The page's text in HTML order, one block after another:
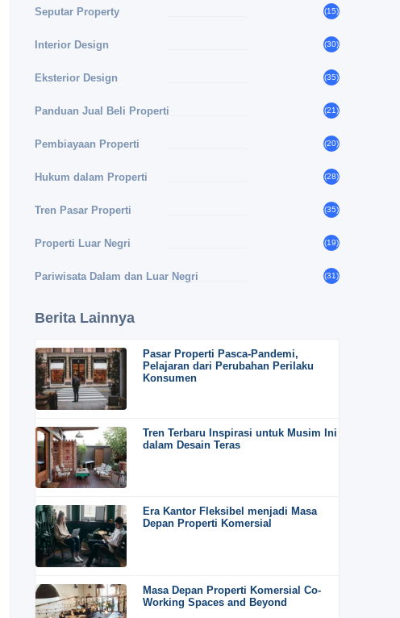
Seputar Property (15)
Interior Design (30)
Eksterior Design (35)
Panduan Jual Beli Properti (21)
Pembiayaan Properti (20)
Hukum dalam Properti (28)
Tren Pasar Properti (35)
Properti Luar Negri (19)
Pariwisata Dalam dan Luar Negri (31)
Berita Lainnya
Pasar Properti Pasca-Pandemi,
Pelajaran dari Perubahan Perilaku
Konsumen
Tren Terbaru Inspirasi untuk Musim Ini
dalam Desain Teras
Era Kantor Fleksibel menjadi Masa
Depan Properti Komersial
Masa Depan Properti Komersial Co-
Working Spaces and Beyond